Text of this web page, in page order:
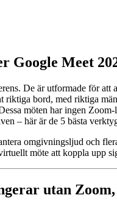
Google Meet
De är utformade för
bord, med riktiga
möten har ingen
– här är de 5 bästa
omgivningsljud och
möte att koppla upp
utan